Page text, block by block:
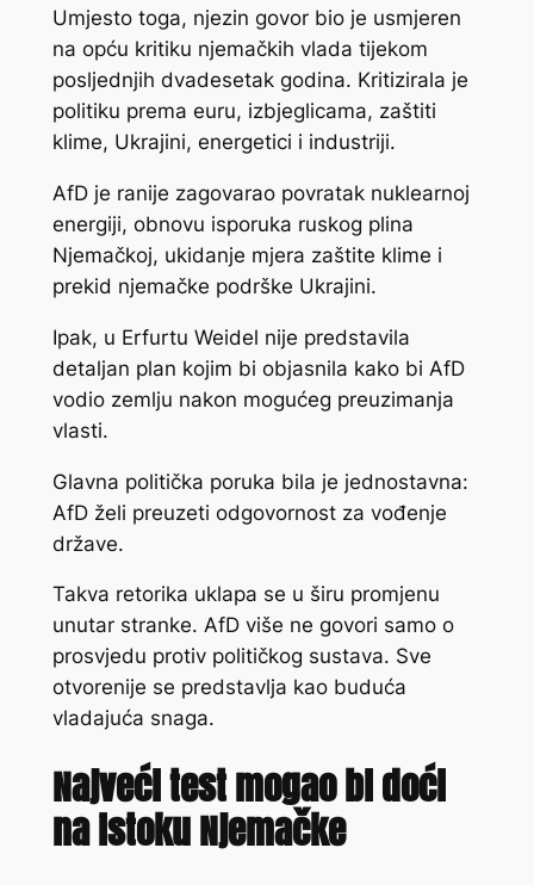
Umjesto toga, njezin govor bio je usmjeren
na opću kritiku njemačkih vlada tijekom
posljednjih dvadesetak godina. Kritizirala je
politiku prema euru, izbjeglicama, zaštiti
klime, Ukrajini, energetici i industriji.
AfD je ranije zagovarao povratak nuklearnoj
energiji, obnovu isporuka ruskog plina
Njemačkoj, ukidanje mjera zaštite klime i
prekid njemačke podrške Ukrajini.
Ipak, u Erfurtu Weidel nije predstavila
detaljan plan kojim bi objasnila kako bi AfD
vodio zemlju nakon mogućeg preuzimanja
vlasti.
Glavna politička poruka bila je jednostavna:
AfD želi preuzeti odgovornost za vođenje
države.
Takva retorika uklapa se u širu promjenu
unutar stranke. AfD više ne govori samo o
prosvjedu protiv političkog sustava. Sve
otvorenije se predstavlja kao buduća
vladajuća snaga.
Najveći test mogao bi doći
na istoku Njemačke